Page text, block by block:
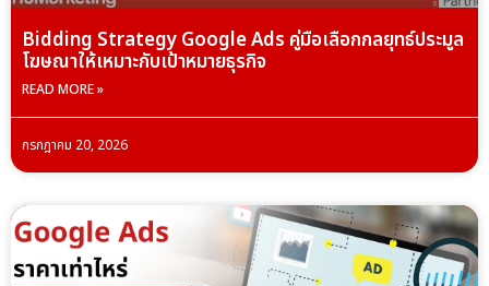
Bidding Strategy Google Ads คู่มือเลือกกลยุทธ์ประมูล
โฆษณาให้เหมาะกับเป้าหมายธุรกิจ
READ MORE »
กรกฎาคม 20, 2026